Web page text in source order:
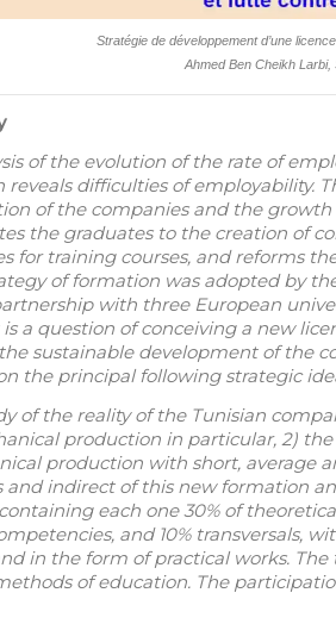
Stratégie de développement d’une
Ahmed Ben Cheikh
of the evolution of the rate of
reveals difficulties of employability.
of the companies and the
the graduates to the creation of
for training courses, and reforms
of formation was adopted by
with three European
a question of conceiving a new
sustainable development of the
the principal following strategic
of the reality of the Tunisian
production in particular, 2)
production with short, average
and indirect of this new formation
each one 30% of
and 10% transversals,
in the form of practical works.
of education. The